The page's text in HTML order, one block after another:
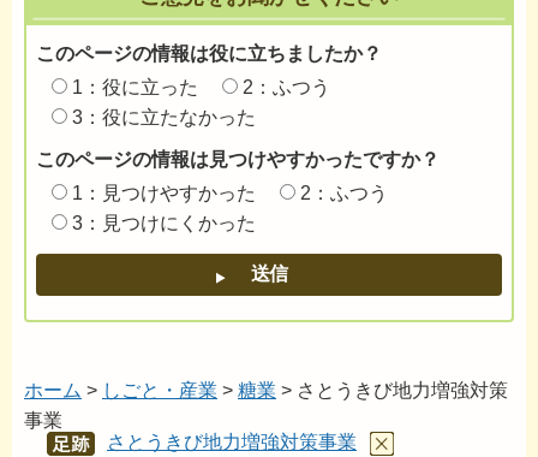
このページの情報は役に立ちましたか？
1：役に立った
2：ふつう
3：役に立たなかった
このページの情報は見つけやすかったですか？
1：見つけやすかった
2：ふつう
3：見つけにくかった
ホーム > しごと・産業 > 糖業 > さとうきび地力増強対策
事業
あし
さとうきび地力増強対策事業